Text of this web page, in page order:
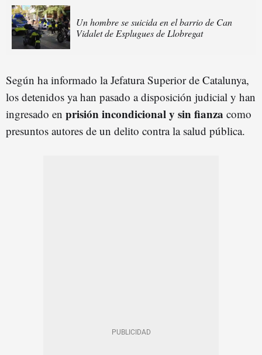
Un hombre se suicida en el barrio de Can
Vidalet de Esplugues de Llobregat
Según ha informado la Jefatura Superior de Catalunya,
los detenidos ya han pasado a disposición judicial y han
ingresado en prisión incondicional y sin fianza como
presuntos autores de un delito contra la salud pública.